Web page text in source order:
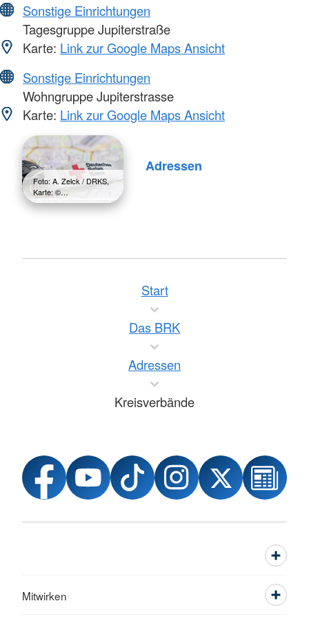
Sonstige Einrichtungen
Tagesgruppe Jupiterstraße
Karte: Link zur Google Maps Ansicht
Sonstige Einrichtungen
Wohngruppe Jupiterstrasse
Karte: Link zur Google Maps Ansicht
Foto: A. Zelck / DRKS,
Karte: ©…
Adressen
Start
Das BRK
Adressen
Kreisverbände
Mitwirken